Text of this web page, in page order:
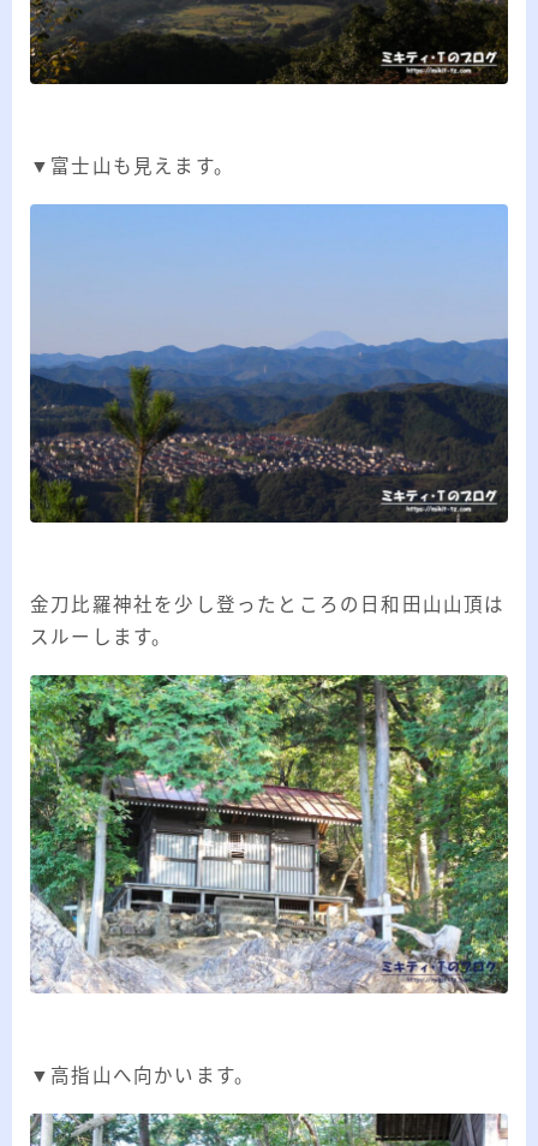
▼富士山も見えます。
金刀比羅神社を少し登ったところの日和田山山頂は
スルーします。
▼高指山へ向かいます。